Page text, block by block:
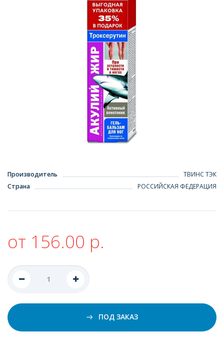
Производитель
ТВИНС ТЭК
Страна
РОССИЙСКАЯ ФЕДЕРАЦИЯ
от 156.00 р.
ПОД ЗАКАЗ